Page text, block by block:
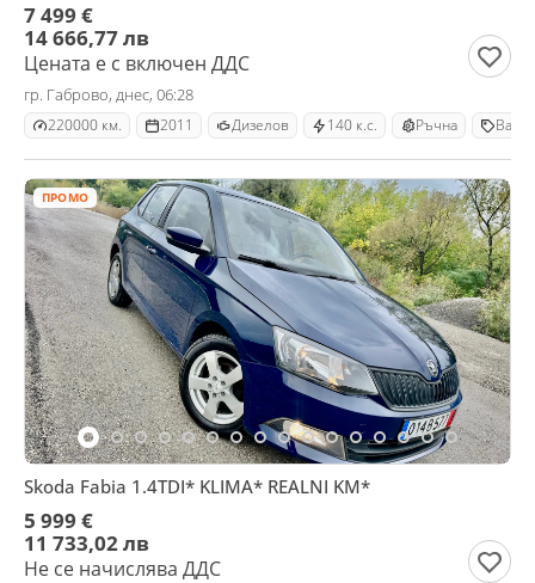
7 499 €
14 666,77 лв
Цената е с включен ДДС
гр. Габрово, днес, 06:28
220000 км. 2011 Дизелов 140 к.с. Ръчна Ван
ПРОМО
Skoda Fabia 1.4TDI* KLIMA* REALNI KM*
5 999 €
11 733,02 лв
Не се начислява ДДС